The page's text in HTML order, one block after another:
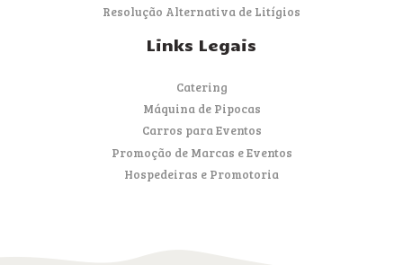
Resolução Alternativa de Litígios
Links Legais
Catering
Máquina de Pipocas
Carros para Eventos
Promoção de Marcas e Eventos
Hospedeiras e Promotoria